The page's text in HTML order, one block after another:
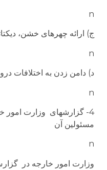
n
ج) ارائه چهره­ای خشن،
n
د) دامن زدن به اختلافات
n
4- گزارشهای وزارت امور
مسئولین آن
n